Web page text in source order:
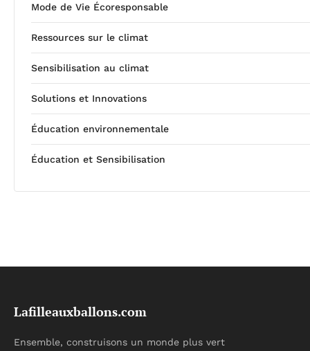
Mode de Vie Écoresponsable
Ressources sur le climat
Sensibilisation au climat
Solutions et Innovations
Éducation environnementale
Éducation et Sensibilisation
Lafilleauxballons.com
Ensemble, construisons un monde plus vert